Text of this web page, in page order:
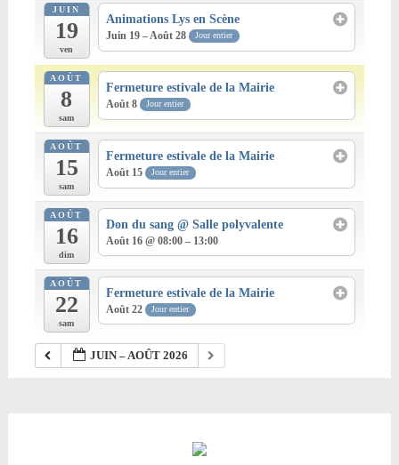
JUIN
19
ven
Animations Lys en Scène
Juin 19 – Août 28 Jour entier
AOÛT
8
sam
Fermeture estivale de la Mairie
Août 8 Jour entier
AOÛT
15
sam
Fermeture estivale de la Mairie
Août 15 Jour entier
AOÛT
16
dim
Don du sang@ Salle polyvalente
Août 16 @ 08:00 – 13:00
AOÛT
22
sam
Fermeture estivale de la Mairie
Août 22 Jour entier
JUIN – AOÛT 2026